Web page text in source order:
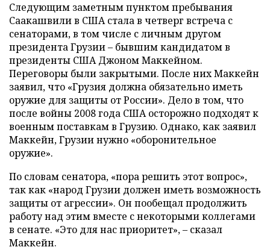
Следующим заметным пунктом пребывания
Саакашвили в США стала в четверг встреча с
сенаторами, в том числе с личным другом
президента Грузии – бывшим кандидатом в
президенты США Джоном Маккейном.
Переговоры были закрытыми. После них Маккейн
заявил, что «Грузия должна обязательно иметь
оружие для защиты от России». Дело в том, что
после войны 2008 года США осторожно подходят к
военным поставкам в Грузию. Однако, как заявил
Маккейн, Грузии нужно «оборонительное
оружие».
По словам сенатора, «пора решить этот вопрос»,
так как «народ Грузии должен иметь возможность
защиты от агрессии». Он пообещал продолжить
работу над этим вместе с некоторыми коллегами
в сенате. «Это для нас приоритет», – сказал
Маккейн.